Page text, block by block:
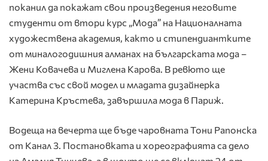
поканил да покажат свои произведения неговите
студенти от втори курс „Мода” на Националната
художествена академия, както и стипендиантките
от миналогодишния алманах на българската мода –
Жени Ковачева и Миглена Карова. В ревюто ще
участва със свой модел и младата дизайнерка
Катерина Кръстева, завършила мода в Париж.
Водеща на вечерта ще бъде чаровната Тони Рапонска
от Канал 3. Постановката и хореографията са дело